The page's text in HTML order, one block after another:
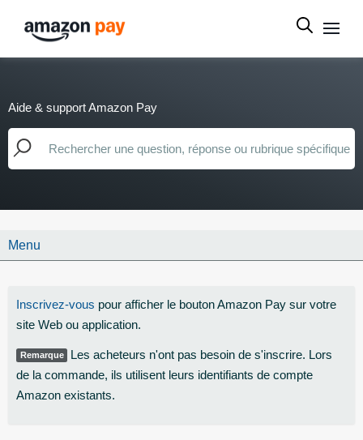
Aide & support Amazon Pay
Menu
Inscrivez-vous pour afficher le bouton Amazon Pay sur votre
site Web ou application.
Remarque
Les acheteurs n'ont pas besoin de s'inscrire. Lors
de la commande, ils utilisent leurs identifiants de compte
Amazon existants.